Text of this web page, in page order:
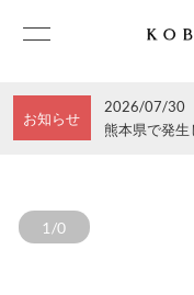
お知らせ
2026/07/30
熊本県で発
1/0